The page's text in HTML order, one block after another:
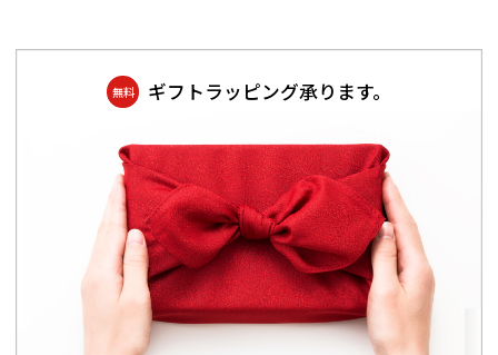
無料 ギフトラッピング承ります。